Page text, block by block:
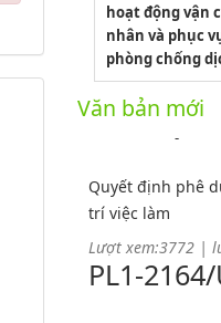
hoạt động vận
nhân và phục
phòng chống
Văn bản mới
2164/
Quyết định phê
Lượt xem:3772 |
PL1-